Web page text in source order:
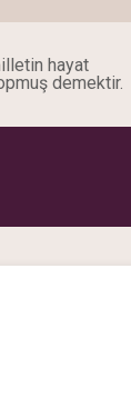
hayat
demektir.